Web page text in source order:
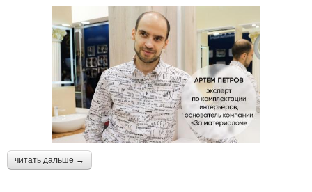
читать дальше →